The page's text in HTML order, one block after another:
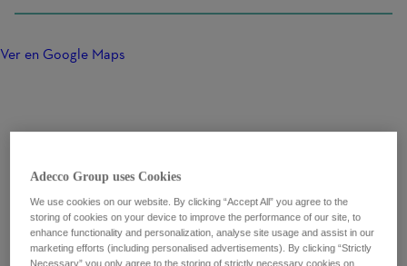
Ver en Google Maps
Adecco Group uses Cookies
We use cookies on our website. By clicking “Accept All” you agree to the
storing of cookies on your device to improve the performance of our site, to
enhance functionality and personalization, analyse site usage and assist in our
marketing efforts (including personalised advertisements). By clicking “Strictly
Necessary” you only agree to the storing of strictly necessary cookies on